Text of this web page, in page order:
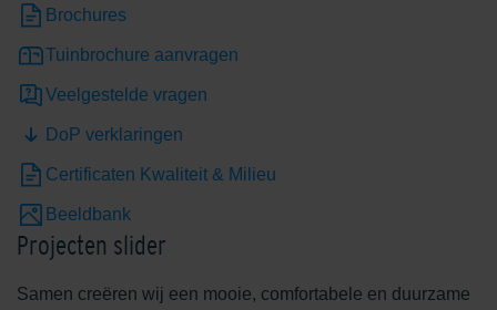
Brochures
Tuinbrochure aanvragen
Veelgestelde vragen
DoP verklaringen
Certificaten Kwaliteit & Milieu
Beeldbank
Projecten slider
Samen creëren wij een mooie, comfortabele en duurzame